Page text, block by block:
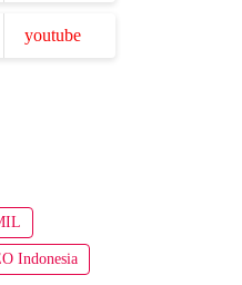
youtube
Indonesia